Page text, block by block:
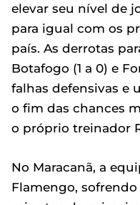
elevar seu nível de
para igual com os
país. As derrotas
Botafogo (1 a 0) e
falhas defensivas e
o fim das chances
o próprio treinador
No Maracanã, a
Flamengo, sofrendo